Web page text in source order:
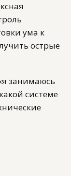
ума к
острые
занимаюсь
системе